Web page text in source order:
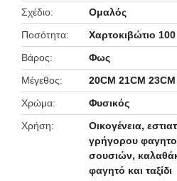
Σχέδιο
Ομαλός
Ποσότητα
Χαρτοκιβώτιο 100
Βάρος
Φως
Μέγεθος
20CM 21CM
Χρώμα
Φυσικός
Χρήση
Οικογένεια,
γρήγορου
σουσιών,
φαγητό και ταξίδι